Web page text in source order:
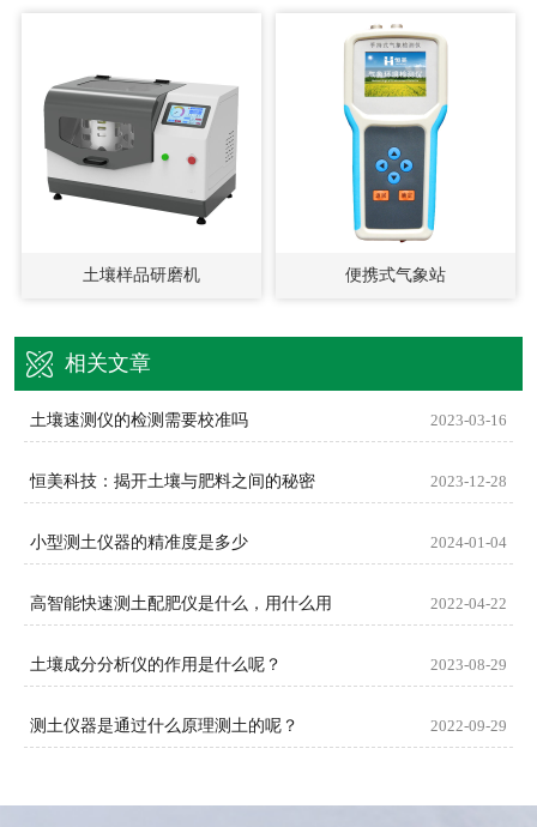
土壤样品研磨机 便携式气象站
相关文章
土壤速测仪的检测需要校准吗 2023-03-16
恒美科技：揭开土壤与肥料之间的秘密 2023-12-28
小型测土仪器的精准度是多少 2024-01-04
高智能快速测土配肥仪是什么，用什么用 2022-04-22
土壤成分分析仪的作用是什么呢？ 2023-08-29
测土仪器是通过什么原理测土的呢？ 2022-09-29